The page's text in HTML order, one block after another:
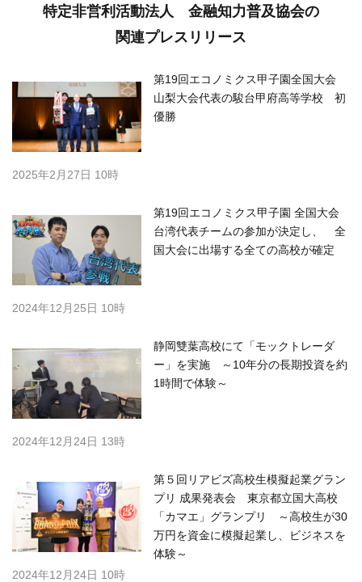
特定非営利活動法人 金融知力普及協会の
関連プレスリリース
第19回エコノミクス甲子園全国大会
山梨大会代表の駿台甲府高等学校 初
優勝
2025年2月27日 10時
第19回エコノミクス甲子園 全国大会
台湾代表チームの参加が決定し、 全
国大会に出場する全ての高校が確定
2024年12月25日 10時
静岡雙葉高校にて「モックトレーダ
ー」を実施 ～10年分の長期投資を約
1時間で体験～
2024年12月24日 13時
第５回リアビズ高校生模擬起業グラン
プリ 成果発表会 東京都立国大高校
「カマエ」グランプリ ～高校生が30
万円を資金に模擬起業し、ビジネスを
体験～
2024年12月24日 10時